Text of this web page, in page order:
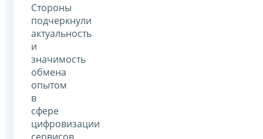
Стороны
подчеркнули
актуальность
и
значимость
обмена
опытом
в
сфере
цифровизации
сервисов